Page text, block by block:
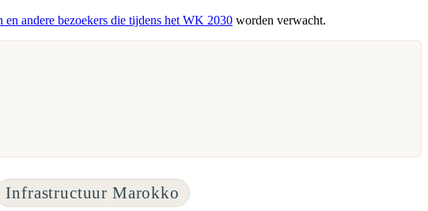
andere bezoekers die tijdens het WK 2030 worden verwacht.
Infrastructuur Marokko